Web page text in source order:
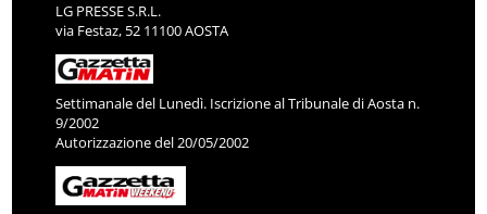
LG PRESSE S.R.L.
via Festaz, 52 11100 AOSTA
Settimanale del Lunedì. Iscrizione al Tribunale di Aosta n.
9/2002
Autorizzazione del 20/05/2002